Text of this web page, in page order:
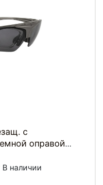
с
оправой
Rayon In-Sight
В наличии